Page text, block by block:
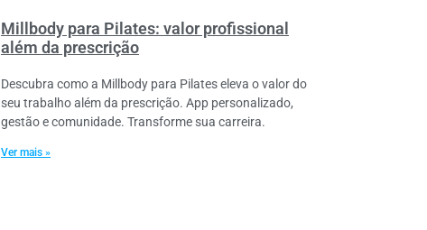
Millbody para Pilates: valor profissional
além da prescrição
Descubra como a Millbody para Pilates eleva o valor do
seu trabalho além da prescrição. App personalizado,
gestão e comunidade. Transforme sua carreira.
Ver mais »